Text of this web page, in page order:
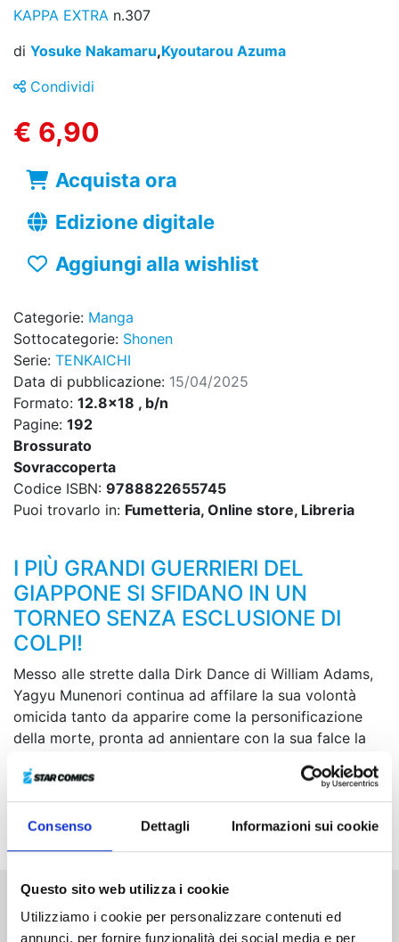
Consenso Dettagli Informazioni sui cookie
Questo sito web utilizza i cookie
Utilizziamo i cookie per personalizzare contenuti ed
annunci, per fornire funzionalità dei social media e per
KAPPA EXTRA n.307
di Yosuke Nakamaru,Kyoutarou Azuma
Condividi
€ 6,90
Acquista ora
Edizione digitale
Aggiungi alla wishlist
Categorie: Manga
Sottocategorie: Shonen
Serie: TENKAICHI
Data di pubblicazione: 15/04/2025
Formato: 12.8x18 , b/n
Pagine: 192
Brossurato
Sovraccoperta
Codice ISBN: 9788822655745
Puoi trovarlo in: Fumetteria, Online store, Libreria
I PIÙ GRANDI GUERRIERI DEL
GIAPPONE SI SFIDANO IN UN
TORNEO SENZA ESCLUSIONE DI
COLPI!
Messo alle strette dalla Dirk Dance di William Adams,
Yagyu Munenori continua ad affilare la sua volontà
omicida tanto da apparire come la personificazione
della morte, pronta ad annientare con la sua falce la
volge al termine, si preparano a scendere in campo i
prossimi sfidanti: il venerabile spadaccino Kamiizumi
Isenokami Nobutsuna e il colossale Hino Choko...
Altri volumi della serie